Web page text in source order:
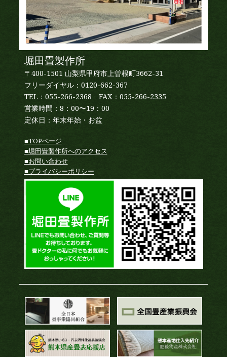
堀田畳製作所
〒400-1501 山梨県甲府市上曽根町3662-31
フリーダイヤル：0120-662-367
TEL：055-266-2368 FAX：055-266-2335
営業時間：8：00〜19：00
定休日：年末年始・お盆
■TOPページ
■堀田畳製作所へのアクセス
■お問い合わせ
■プライバシーポリシー